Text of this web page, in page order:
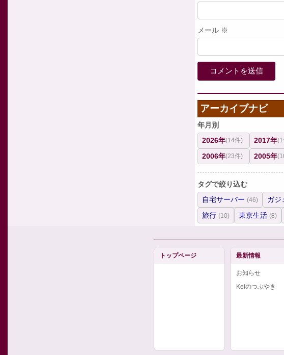
メール ※
アーカイブナビ
年月別
2026年(14件) 2017年(1
2006年(23件) 2005年
タグで絞り込む
自宅サーバー (46) ガジ
旅行 (10) 東京生活 (8)
トップページ 最新情報
お知らせ
Keiのつぶやき